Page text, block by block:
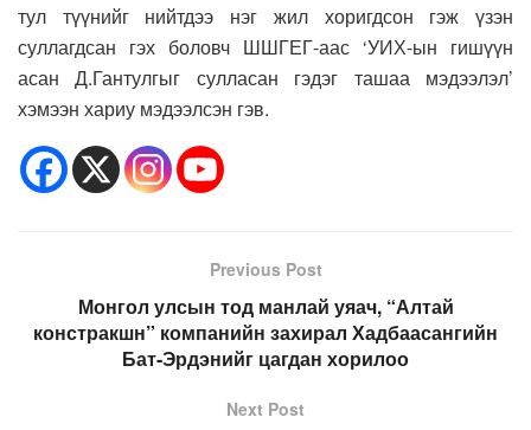
тул түүнийг нийтдээ нэг жил хоригдсон гэж үзэн
суллагдсан гэх боловч ШШГЕГ-аас ‘УИХ-ын гишүүн
асан Д.Гантулгыг сулласан гэдэг ташаа мэдээлэл’
хэмээн хариу мэдээлсэн гэв.
Previous Post
Монгол улсын тод манлай уяач, “Алтай
констракшн” компанийн захирал Хадбаасангийн
Бат-Эрдэнийг цагдан хорилоо
Next Post